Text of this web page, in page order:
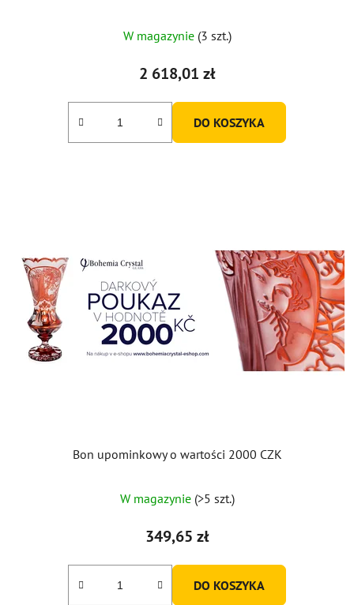
W magazynie (3 szt.)
2 618,01 zł
DO KOSZYKA
Bon upominkowy o wartości 2000 CZK
W magazynie (>5 szt.)
349,65 zł
DO KOSZYKA